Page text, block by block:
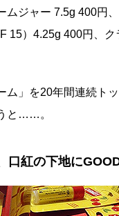
ムジャー 7.5g 400円
15）4.25g 400円、
ム」を20年間連続ト
と……。
口紅の下地にGOOD